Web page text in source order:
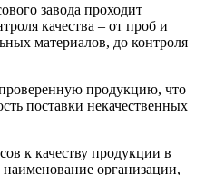
завода проходит
качества – от проб и
материалов, до контроля
продукцию, что
поставки некачественных
к качеству продукции в
организации,